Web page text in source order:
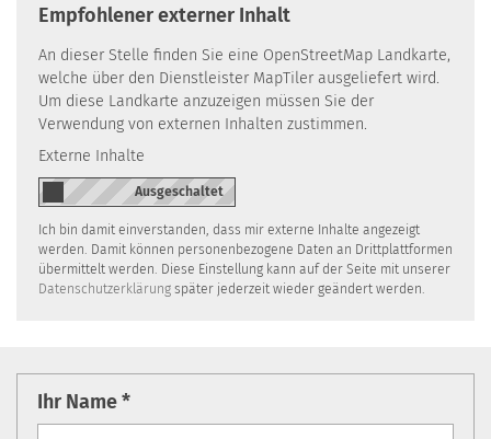
Empfohlener externer Inhalt
An dieser Stelle finden Sie eine OpenStreetMap Landkarte,
welche über den Dienstleister MapTiler ausgeliefert wird.
Um diese Landkarte anzuzeigen müssen Sie der
Verwendung von externen Inhalten zustimmen.
Externe Inhalte
Ich bin damit einverstanden, dass mir externe Inhalte angezeigt
werden. Damit können personenbezogene Daten an Drittplattformen
übermittelt werden. Diese Einstellung kann auf der Seite mit unserer
Datenschutzerklärung später jederzeit wieder geändert werden.
Ihr Name *